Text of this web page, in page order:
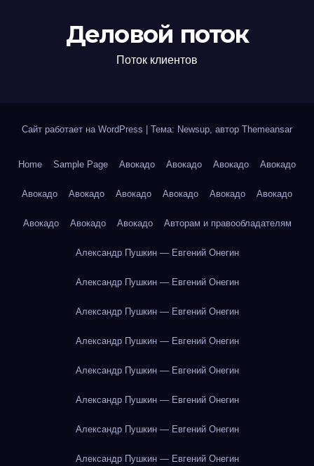
Деловой поток
Поток клиентов
Сайт работает на WordPress Тема: Newsup, автор Themeansar
Home Sample Page Авокадо Авокадо Авокадо Авокадо
Авокадо Авокадо Авокадо Авокадо Авокадо Авокадо
Авокадо Авокадо Авокадо Авторам и правообладателям
Александр Пушкин — Евгений Онегин
Александр Пушкин — Евгений Онегин
Александр Пушкин — Евгений Онегин
Александр Пушкин — Евгений Онегин
Александр Пушкин — Евгений Онегин
Александр Пушкин — Евгений Онегин
Александр Пушкин — Евгений Онегин
Александр Пушкин — Евгений Онегин